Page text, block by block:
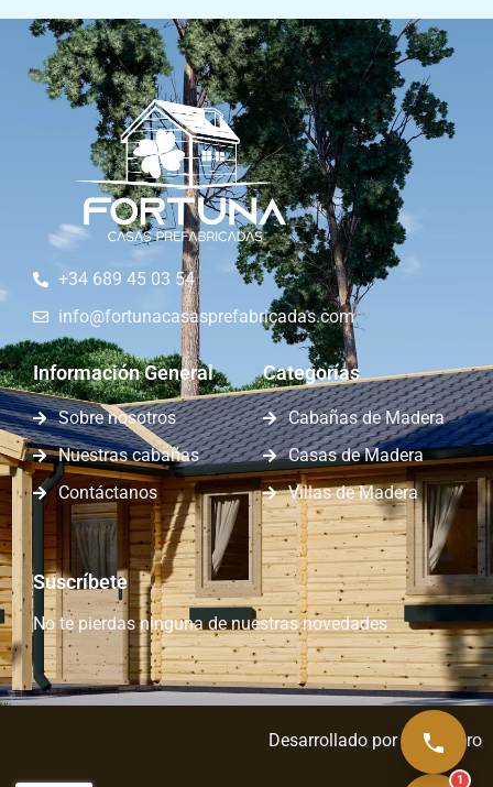
+34 689 45 03 54
info@fortunacasasprefabricadas.com
Información General
Sobre nosotros
Nuestras cabañas
Contáctanos
Categorías
Cabañas de Madera
Casas de Madera
Villas de Madera
Suscríbete
No te pierdas ninguna de nuestras novedades
Desarrollado porCapa Zero
1